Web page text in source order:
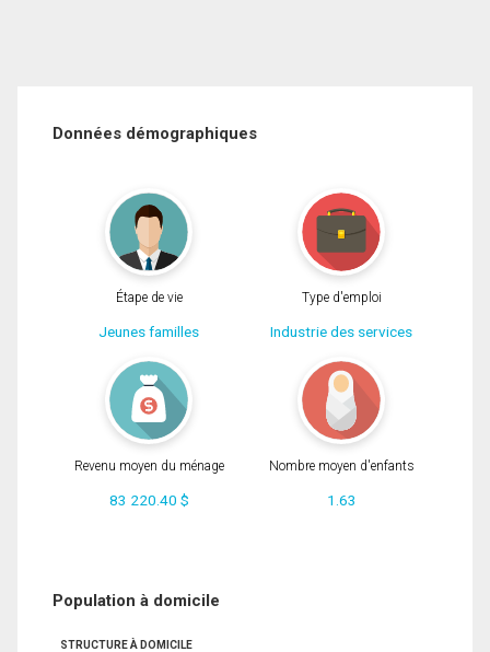
Données démographiques
Étape de vie
Jeunes familles
Type d'emploi
Industrie des services
Revenu moyen du ménage
83 220.40 $
Nombre moyen d'enfants
1.63
Population à domicile
STRUCTURE À DOMICILE